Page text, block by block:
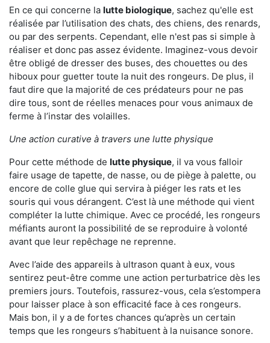
En ce qui concerne la lutte biologique, sachez qu'elle est
réalisée par l’utilisation des chats, des chiens, des renards,
ou par des serpents. Cependant, elle n'est pas si simple à
réaliser et donc pas assez évidente. Imaginez-vous devoir
être obligé de dresser des buses, des chouettes ou des
hiboux pour guetter toute la nuit des rongeurs. De plus, il
faut dire que la majorité de ces prédateurs pour ne pas
dire tous, sont de réelles menaces pour vous animaux de
ferme à l’instar des volailles.
Une action curative à travers une lutte physique
Pour cette méthode de lutte physique, il va vous falloir
faire usage de tapette, de nasse, ou de piège à palette, ou
encore de colle glue qui servira à piéger les rats et les
souris qui vous dérangent. C’est là une méthode qui vient
compléter la lutte chimique. Avec ce procédé, les rongeurs
méfiants auront la possibilité de se reproduire à volonté
avant que leur repêchage ne reprenne.
Avec l’aide des appareils à ultrason quant à eux, vous
sentirez peut-être comme une action perturbatrice dès les
premiers jours. Toutefois, rassurez-vous, cela s’estompera
pour laisser place à son efficacité face à ces rongeurs.
Mais bon, il y a de fortes chances qu’après un certain
temps que les rongeurs s’habituent à la nuisance sonore.